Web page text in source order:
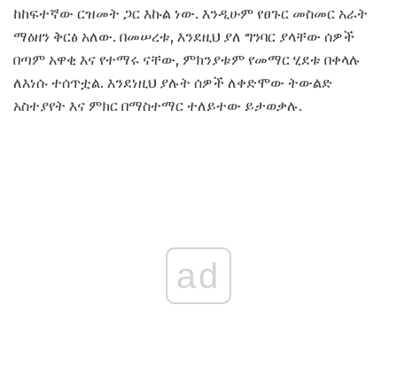
ከከፍተኛው ርዝመት ጋር እኩል ነው. እንዲሁም የፀጉር መስመር አራት
ማዕዘን ቅርፅ አለው. በመሠረቱ, እንደዚህ ያለ ግንባር ያላቸው ሰዎች
በጣም አዋቂ እና የተማሩ ናቸው, ምክንያቱም የመማር ሂደቱ በቀላሉ
ለእነሱ ተሰጥቷል. እንደነዚህ ያሉት ሰዎች ለቀድሞው ትውልድ
አስተያየት እና ምክር በማስተማር ተለይተው ይታወቃሉ.
ad